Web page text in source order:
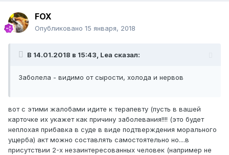
FOX
Опубликовано 15 января, 2018
В 14.01.2018 в 15:43, Lea сказал:
Заболела - видимо от сырости, холода и нервов
вот с этими жалобами идите к терапевту (пусть в вашей
карточке их укажет как причину заболевания!!!! (это будет
неплохая прибавка в суде в виде подтверждения морального
ущерба) акт можно составлять самостоятельно но....в
присутствии 2-х незаинтересованных человек (например не